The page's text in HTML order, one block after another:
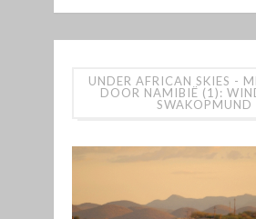
UNDER AFRICAN SKIES -
DOOR NAMIBIË (1):
SWAKOPMUND